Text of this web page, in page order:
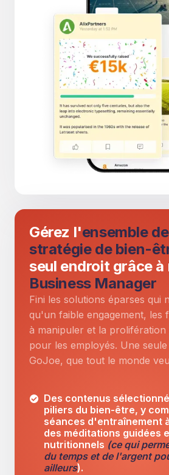
Gérez l'ensemble
stratégie de bien-
seul endroit grâce à
Business Manager
Fini les solutions éparses qui
qu'un faible engagement, les
à manipuler et la prolifération
pour les employés. Une
GoJoe, que tout le monde
Des contenus
piliers du bien-être, y
séances d'entraînement
des méditations guidées
nutritionnels (ce qui
du temps et de l'argent
ailleurs).